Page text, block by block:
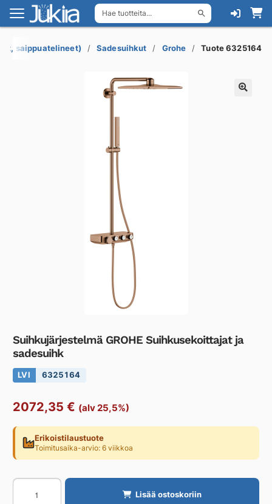
Hae tuotteita...
Siirry
navigointiin
Siirry
sisältöön
saippuatelineet) Sadesuihkut Grohe Tuote 6325164
Suihkujärjestelmä GROHE Suihkusekoittajat ja
sadesuihk
LVI 6325164
2072,35 € (alv 25,5%)
Erikoistilaustuote
Toimitusaika-arvio: 6 viikkoa
Suihkujärjestelmä
GROHE
Lisää ostoskoriin